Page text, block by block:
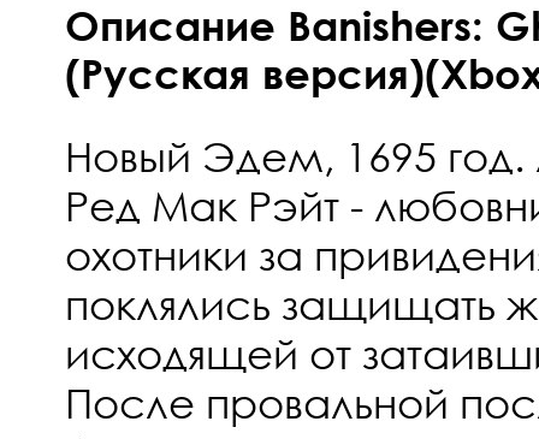
Описание Banishers:
(Русская
Новый Эдем, 1695 год.
Ред Мак Рэйт -
охотники за
поклялись защищать
исходящей от
После провальной